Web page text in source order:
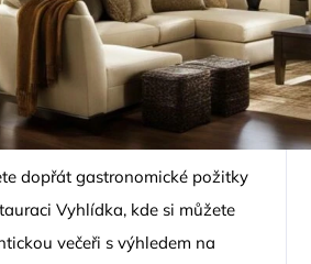
dopřát gastronomické požitky
Vyhlídka, kde si můžete
večeři s výhledem na